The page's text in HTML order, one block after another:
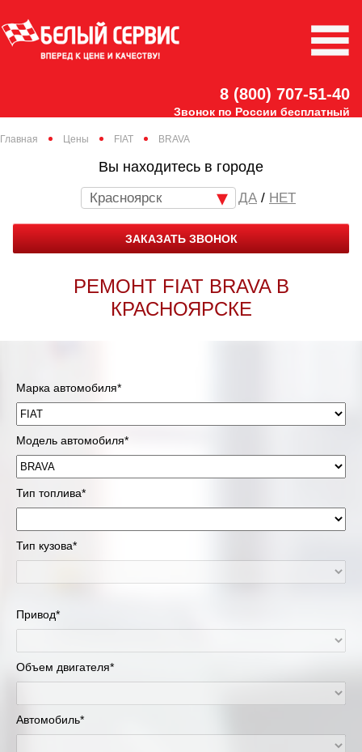
8 (800) 707-51-40
Звонок по России бесплатный
Главная Цены FIAT BRAVA
Вы находитесь в городе
Красноярск / НЕТ
ЗАКАЗАТЬ ЗВОНОК
РЕМОНТ FIAT BRAVA В
КРАСНОЯРСКЕ
Марка автомобиля*
Модель автомобиля*
Тип топлива*
Тип кузова*
Привод*
Объем двигателя*
Автомобиль*